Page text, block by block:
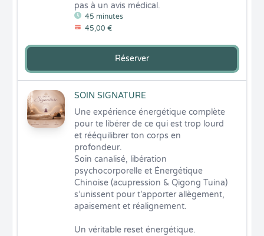
45 minutes
45,00 €
pas à un avis médical.
Réserver
SOIN SIGNATURE
Une expérience énergétique complète
pour te libérer de ce qui est trop lourd
et rééquilibrer ton corps en
profondeur.
Soin canalisé, libération
psychocorporelle et Énergétique
Chinoise (acupression & Qigong Tuina)
s’unissent pour t’apporter allègement,
apaisement et réalignement.
Un véritable reset énergétique.